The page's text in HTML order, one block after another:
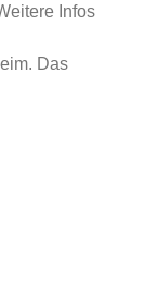
Infos
Das